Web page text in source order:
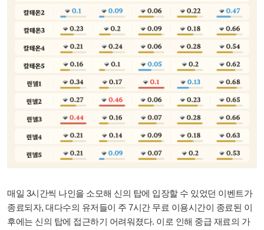
매일 3시간씩 나인을 소모해 신의 탑에 입장할 수 있었던 이벤트가
종료되자, 대다수의 유저들이 주 7시간 무료 이용시간이 종료된 이
후에는 신의 탑에 접근하기 어려워졌다. 이로 인해 중급 재료의 가